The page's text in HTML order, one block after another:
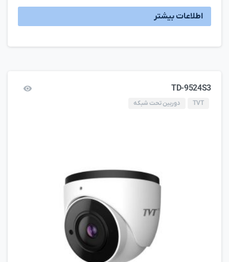
اطلاعات بیشتر
TD-9524S3
TVT دوربین تحت شبکه